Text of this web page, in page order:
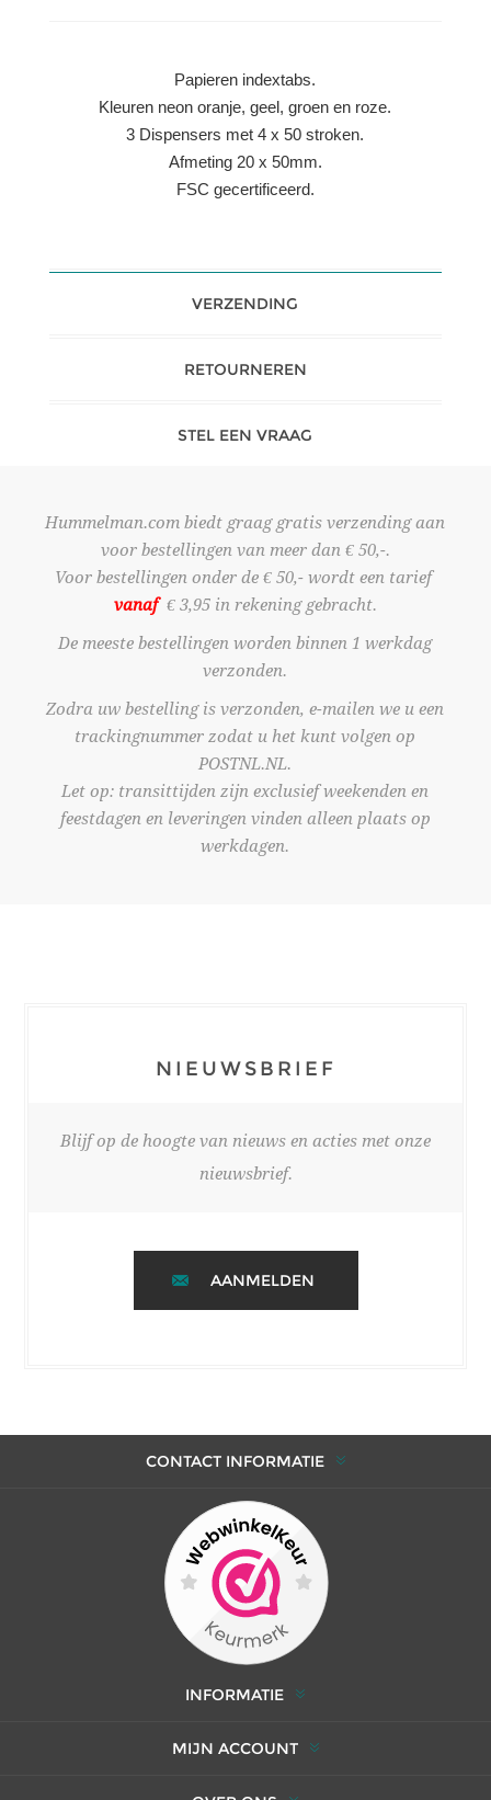
Papieren indextabs.
Kleuren neon oranje, geel, groen en roze.
3 Dispensers met 4 x 50 stroken.
Afmeting 20 x 50mm.
FSC gecertificeerd.
VERZENDING
RETOURNEREN
STEL EEN VRAAG
Hummelman.com biedt graag gratis verzending aan
voor bestellingen van meer dan € 50,-.
Voor bestellingen onder de € 50,- wordt een tarief
vanaf€ 3,95 in rekening gebracht.
De meeste bestellingen worden binnen 1 werkdag
verzonden.
Zodra uw bestelling is verzonden, e-mailen we u een
trackingnummer zodat u het kunt volgen op
POSTNL.NL.
Let op: transittijden zijn exclusief weekenden en
feestdagen en leveringen vinden alleen plaats op
werkdagen.
NIEUWSBRIEF
Blijf op de hoogte van nieuws en acties met onze
nieuwsbrief.
AANMELDEN
CONTACT INFORMATIE
INFORMATIE
MIJN ACCOUNT